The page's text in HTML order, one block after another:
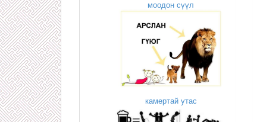
моодон сүүл
камертай утас